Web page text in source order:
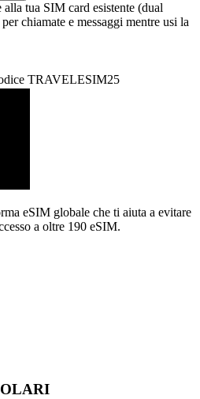
tua SIM card esistente (dual
chiamate e messaggi mentre usi la
TRAVELESIM25
eSIM globale che ti aiuta a evitare
a oltre 190 eSIM.